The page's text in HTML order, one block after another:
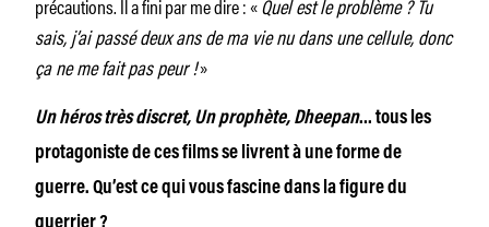
sais, j’ai passé deux ans de ma vie nu dans une cellule, donc
ça ne me fait pas peur !»
Un héros très discret, Un prophète, Dheepan… tous les
protagoniste de ces films se livrent à une forme de
guerre. Qu’est ce qui vous fascine dans la figure du